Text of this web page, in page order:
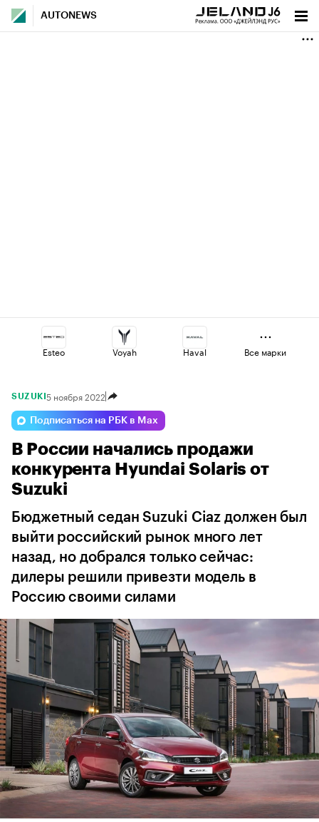
AUTONEWS
Esteo Voyah Haval
Omoda Geely
Lada Changan Jaecoo
Все марки
SUZUKI 5 ноября 2022
Подписаться на РБК в Max
В России начались продажи
конкурента Hyundai Solaris от
Suzuki
Бюджетный седан Suzuki Ciaz должен был
выйти российский рынок много лет
назад, но добрался только сейчас:
дилеры решили привезти модель в
Россию своими силами